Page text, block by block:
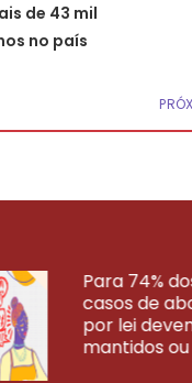
de 43 mil
no país
Para 74%
casos de
por lei
mantidos
PESQUISAS